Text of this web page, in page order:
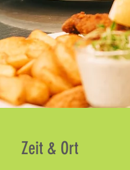
Zeit & Ort